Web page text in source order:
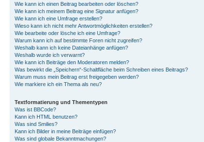
Wie kann ich einen Beitrag bearbeiten oder löschen?
Wie kann ich meinem Beitrag eine Signatur anfügen?
Wie kann ich eine Umfrage erstellen?
Wieso kann ich nicht mehr Antwortmöglichkeiten erstellen?
Wie bearbeite oder lösche ich eine Umfrage?
Warum kann ich auf bestimmte Foren nicht zugreifen?
Weshalb kann ich keine Dateianhänge anfügen?
Weshalb wurde ich verwarnt?
Wie kann ich Beiträge den Moderatoren melden?
Was bewirkt die „Speichern“-Schaltfläche beim Schreiben eines Beitrags?
Warum muss mein Beitrag erst freigegeben werden?
Wie markiere ich ein Thema als neu?
Textformatierung und Thementypen
Was ist BBCode?
Kann ich HTML benutzen?
Was sind Smilies?
Kann ich Bilder in meine Beiträge einfügen?
Was sind globale Bekanntmachungen?